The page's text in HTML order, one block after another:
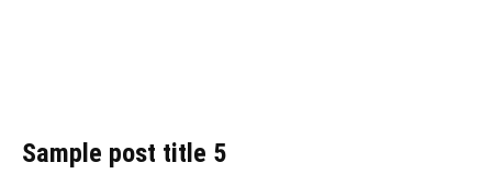
Sample post title 5